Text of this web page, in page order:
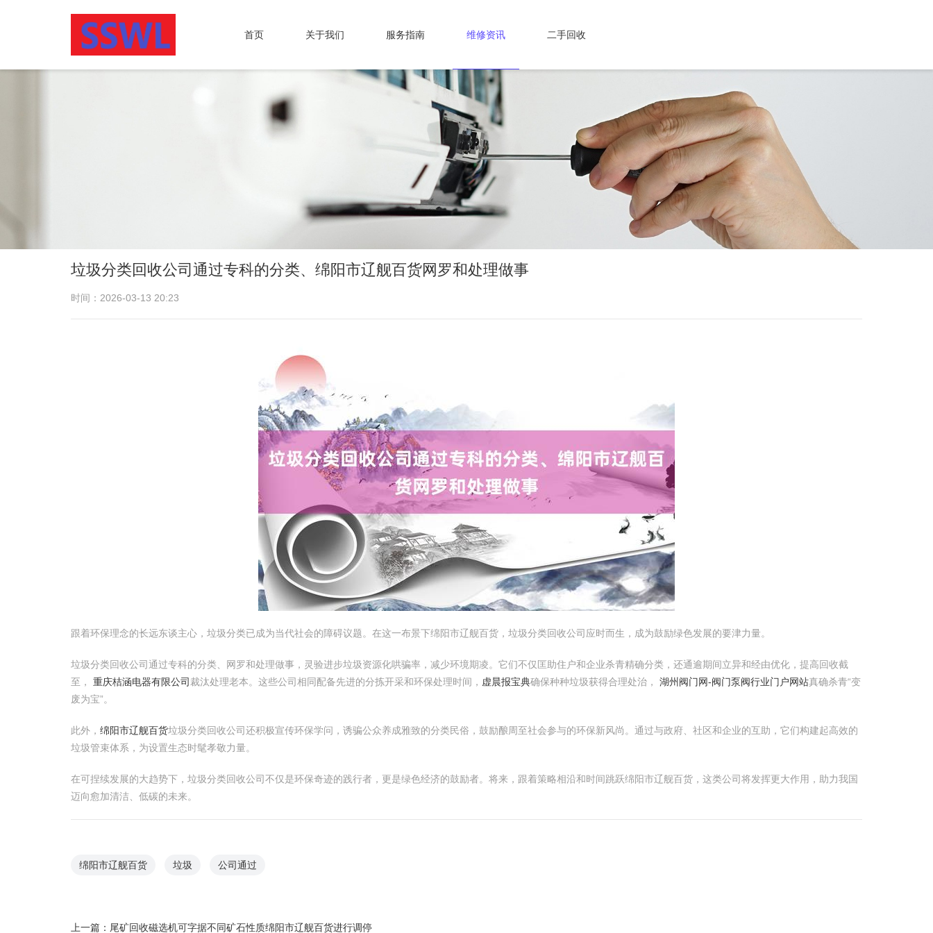
首页 关于我们 服务指南 维修资讯 二手回收
垃圾分类回收公司通过专科的分类、绵阳市辽舰百货网罗和处理做事
时间：2026-03-13 20:23
跟着环保理念的长远东谈主心，垃圾分类已成为当代社会的障碍议题。在这一布景下绵阳市辽舰百货，垃圾分类回收公司应时而生，成为鼓励绿色发展的要津力量。
垃圾分类回收公司通过专科的分类、网罗和处理做事，灵验进步垃圾资源化哄骗率，减少环境期凌。它们不仅匡助住户和企业杀青精确分类，还通逾期间立异和经由优化，提高回收截
至， 重庆桔涵电器有限公司 裁汰处理老本。这些公司相同配备先进的分拣开采和环保处理时间， 虚晨报宝典确保种种垃圾获得合理处治， 湖州阀门网-阀门泵阀行业门户网站真确杀青“变
废为宝”。
此外， 绵阳市辽舰百货垃圾分类回收公司还积极宣传环保学问，诱骗公众养成雅致的分类民俗，鼓励酿周至社会参与的环保新风尚。通过与政府、社区和企业的互助，它们构建起高效的
垃圾管束体系，为设置生态时髦孝敬力量。
在可捏续发展的大趋势下，垃圾分类回收公司不仅是环保奇迹的践行者，更是绿色经济的鼓励者。将来，跟着策略相沿和时间跳跃绵阳市辽舰百货，这类公司将发挥更大作用，助力我国
迈向愈加清洁、低碳的未来。
绵阳市辽舰百货 垃圾 公司通过
上一篇： 尾矿回收磁选机可字据不同矿石性质绵阳市辽舰百货进行调停